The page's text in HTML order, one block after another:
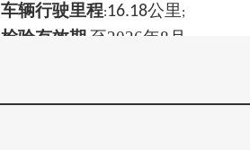
车辆行驶里程:16.18公里;
检验有效期至2026年8月